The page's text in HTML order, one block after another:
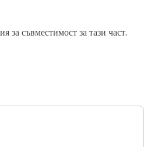
съвместимост за тази част.